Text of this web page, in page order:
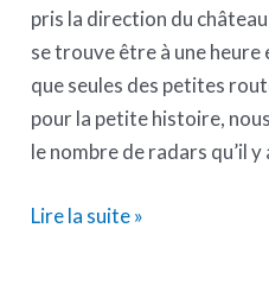
pris la direction du
se trouve être à une
que seules des petites
pour la petite histoire,
le nombre de radars qu’il
Lire la suite »